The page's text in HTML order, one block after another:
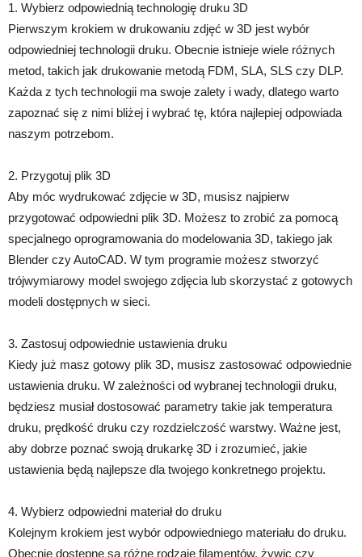
1. Wybierz odpowiednią technologię druku 3D
Pierwszym krokiem w drukowaniu zdjęć w 3D jest wybór
odpowiedniej technologii druku. Obecnie istnieje wiele różnych
metod, takich jak drukowanie metodą FDM, SLA, SLS czy DLP.
Każda z tych technologii ma swoje zalety i wady, dlatego warto
zapoznać się z nimi bliżej i wybrać tę, która najlepiej odpowiada
naszym potrzebom.
2. Przygotuj plik 3D
Aby móc wydrukować zdjęcie w 3D, musisz najpierw
przygotować odpowiedni plik 3D. Możesz to zrobić za pomocą
specjalnego oprogramowania do modelowania 3D, takiego jak
Blender czy AutoCAD. W tym programie możesz stworzyć
trójwymiarowy model swojego zdjęcia lub skorzystać z gotowych
modeli dostępnych w sieci.
3. Zastosuj odpowiednie ustawienia druku
Kiedy już masz gotowy plik 3D, musisz zastosować odpowiednie
ustawienia druku. W zależności od wybranej technologii druku,
będziesz musiał dostosować parametry takie jak temperatura
druku, prędkość druku czy rozdzielczość warstwy. Ważne jest,
aby dobrze poznać swoją drukarkę 3D i zrozumieć, jakie
ustawienia będą najlepsze dla twojego konkretnego projektu.
4. Wybierz odpowiedni materiał do druku
Kolejnym krokiem jest wybór odpowiedniego materiału do druku.
Obecnie dostępne są różne rodzaje filamentów, żywic czy